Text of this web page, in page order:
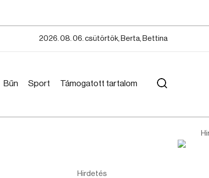
2026. 08. 06. csütörtök, Berta, Bettina
Bűn Sport Támogatott tartalom
Hirdetés